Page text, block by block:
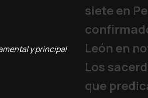
y principal
siete en
León en
Los
que